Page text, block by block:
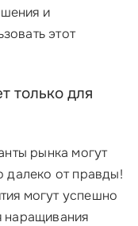
и
этот
только для
рынка могут
далеко от правды!
могут успешно
наращивания